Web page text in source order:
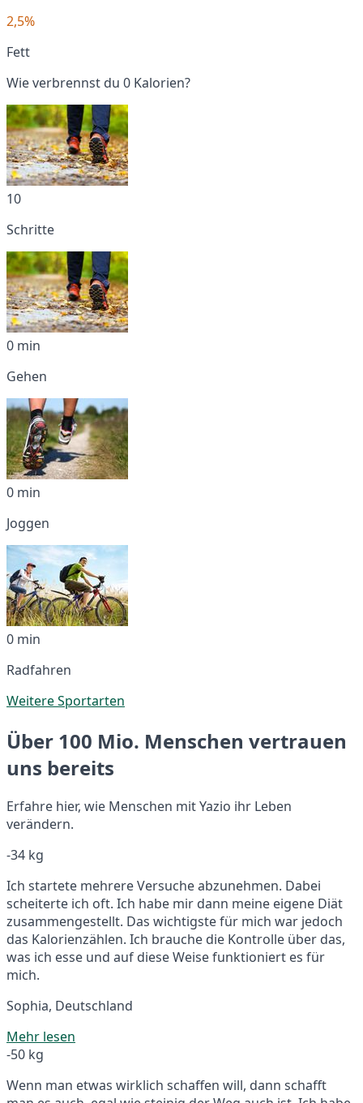
2,5%
Fett
Wie verbrennst du 0 Kalorien?
10
Schritte
0 min
Gehen
0 min
Joggen
0 min
Radfahren
Weitere Sportarten
Über 100 Mio. Menschen vertrauen
uns bereits
Erfahre hier, wie Menschen mit Yazio ihr Leben
verändern.
-34 kg
Ich startete mehrere Versuche abzunehmen. Dabei
scheiterte ich oft. Ich habe mir dann meine eigene Diät
zusammengestellt. Das wichtigste für mich war jedoch
das Kalorienzählen. Ich brauche die Kontrolle über das,
was ich esse und auf diese Weise funktioniert es für
mich.
Sophia, Deutschland
Mehr lesen
-50 kg
Wenn man etwas wirklich schaffen will, dann schafft